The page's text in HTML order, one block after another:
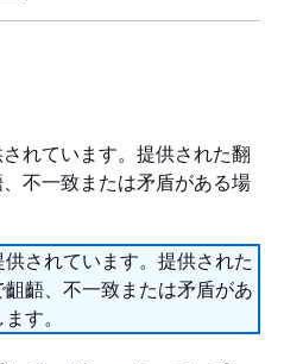
れています。提供された翻
不一致または矛盾がある場
されています。提供された
齬、不一致または矛盾があ
す。